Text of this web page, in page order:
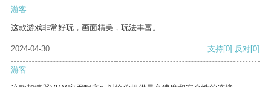
游客
这款游戏非常好玩，画面精美，玩法丰富。
2024-04-30 支持[0] 反对[0]
游客